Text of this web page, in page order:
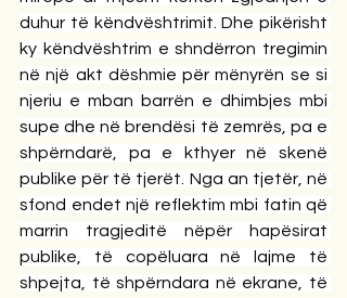
duhur të këndvështrimit. Dhe pikërisht
ky këndvështrim e shndërron tregimin
në një akt dëshmie për mënyrën se si
njeriu e mban barrën e dhimbjes mbi
supe dhe në brendësi të zemrës, pa e
shpërndarë, pa e kthyer në skenë
publike për të tjerët. Nga an tjetër, në
sfond endet një reflektim mbi fatin që
marrin tragjeditë nëpër hapësirat
publike, të copëluara në lajme të
shpejta, të shpërndara në ekrane, të